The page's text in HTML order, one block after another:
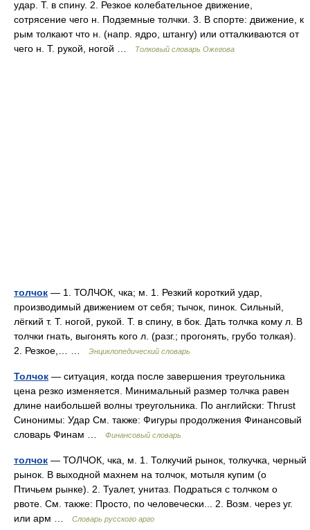
удар. Т. в спину. 2. Резкое колебательное движение,
сотрясение чего н. Подземные толчки. 3. В спорте: движение, к
рым толкают что н. (напр. ядро, штангу) или отталкиваются от
чего н. Т. рукой, ногой …
Толковый словарь Ожегова
толчок — 1. ТОЛЧОК, чка; м. 1. Резкий короткий удар,
производимый движением от себя; тычок, пинок. Сильный,
лёгкий т. Т. ногой, рукой. Т. в спину, в бок. Дать толчка кому л. В
толчки гнать, выгонять кого л. (разг.; прогонять, грубо толкая).
2. Резкое,… …
Энциклопедический словарь
Толчок — ситуация, когда после завершения треугольника
цена резко изменяется. Минимальный размер толчка равен
длине наибольшей волны треугольника. По английски: Thrust
Синонимы: Удар См. также: Фигуры продолжения Финансовый
словарь Финам …
Финансовый словарь
толчок — ТОЛЧОК, чка, м. 1. Толкучий рынок, толкучка, черный
рынок. В выходной махнем на толчок, мотыля купим (о
Птичьем рынке). 2. Туалет, унитаз. Подраться с толчком о
рвоте. См. также: Просто, по человечески... 2. Возм. через уг.
или арм …
Словарь русского арго